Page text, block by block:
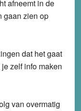
afneemt in de
gaan zien op
dat het gaat
zelf info maken
van overmatig